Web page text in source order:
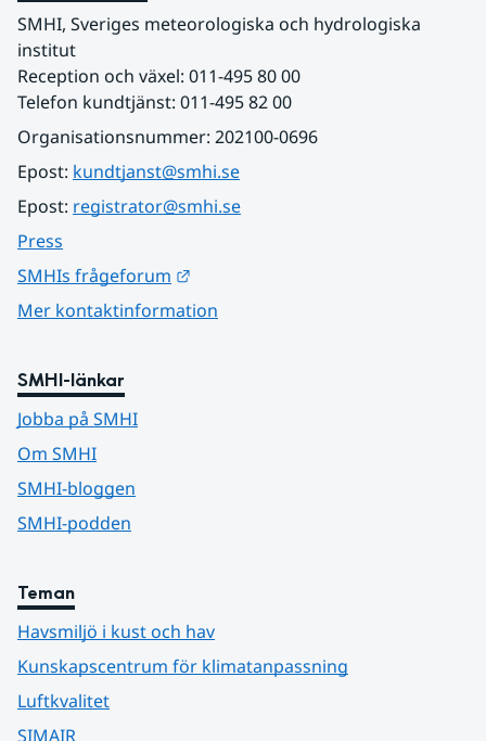
SMHI, Sveriges meteorologiska och hydrologiska
institut
Reception och växel: 011-495 80 00
Telefon kundtjänst: 011-495 82 00
Organisationsnummer: 202100-0696
Epost: kundtjanst@smhi.se
Epost: registrator@smhi.se
Press
SMHIs frågeforum
Mer kontaktinformation
SMHI-länkar
Jobba på SMHI
Om SMHI
SMHI-bloggen
SMHI-podden
Teman
Havsmiljö i kust och hav
Kunskapscentrum för klimatanpassning
Luftkvalitet
SIMAIR